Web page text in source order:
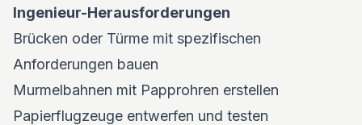
Ingenieur-Herausforderungen
Brücken oder Türme mit spezifischen
Anforderungen bauen
Murmelbahnen mit Papprohren erstellen
Papierflugzeuge entwerfen und testen